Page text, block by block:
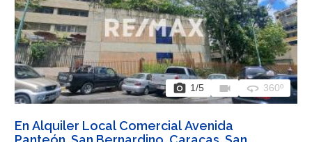
photo_camera 1/5 videocam 360 360º
En Alquiler Local Comercial Avenida